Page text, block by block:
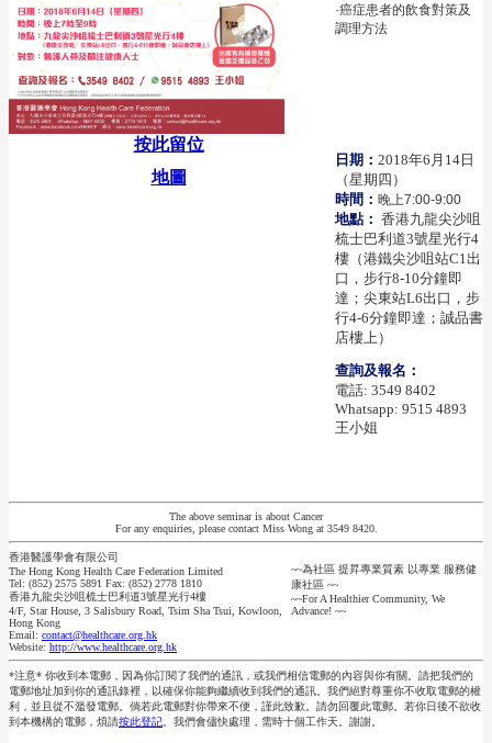
按此留位
地圖
·癌症患者的飲食對策及
調理方法
日期： 2018年6月14日
（星期四）
時間： 晚上7:00-9:00
地點： 香港九龍尖沙咀
梳士巴利道3號星光行4
樓（港鐵尖沙咀站C1出
口，步行8-10分鐘即
達；尖東站L6出口，步
行4-6分鐘即達；誠品書
店樓上）
查詢及報名：
電話: 3549 8402
Whatsapp: 9515 4893
王小姐
The above seminar is about Cancer
For any enquiries, please contact Miss Wong at 3549 8420.
香港醫護學會有限公司
The Hong Kong Health Care Federation Limited
Tel: (852) 2575 5891 Fax: (852) 2778 1810
香港九龍尖沙咀梳士巴利道3號星光行4樓
4/F, Star House, 3 Salisbury Road, Tsim Sha Tsui, Kowloon,
Hong Kong
Email: contact@healthcare.org.hk
Website: http://www.healthcare.org.hk
~~為社區 提昇專業質素 以專業 服務健
康社區 ~~
~~For A Healthier Community, We
Advance! ~~
*注意* 你收到本電郵，因為你訂閱了我們的通訊，或我們相信電郵的內容與你有關。請把我們的
電郵地址加到你的通訊錄裡，以確保你能夠繼續收到我們的通訊。我們絕對尊重你不收取電郵的權
利，並且從不濫發電郵。倘若此電郵對你帶來不便，謹此致歉。請勿回覆此電郵。若你日後不欲收
到本機構的電郵，煩請按此登記 。我們會儘快處理，需時十個工作天。謝謝。